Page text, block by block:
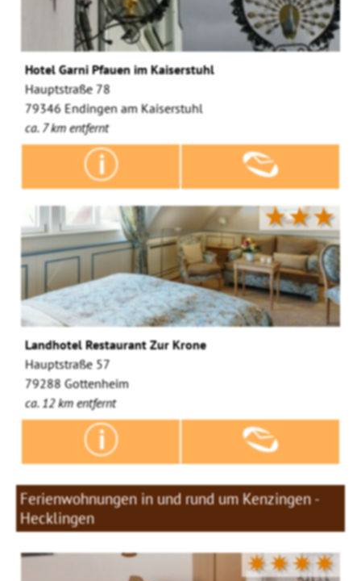
Hotel Garni Pfauen im Kaiserstuhl
Hauptstraße 78
79346 Endingen am Kaiserstuhl
ca. 7 km entfernt
★★★
Landhotel Restaurant Zur Krone
Hauptstraße 57
79288 Gottenheim
ca. 12 km entfernt
Ferienwohnungen in und rund um Kenzingen -
Hecklingen
✷✷✷✷